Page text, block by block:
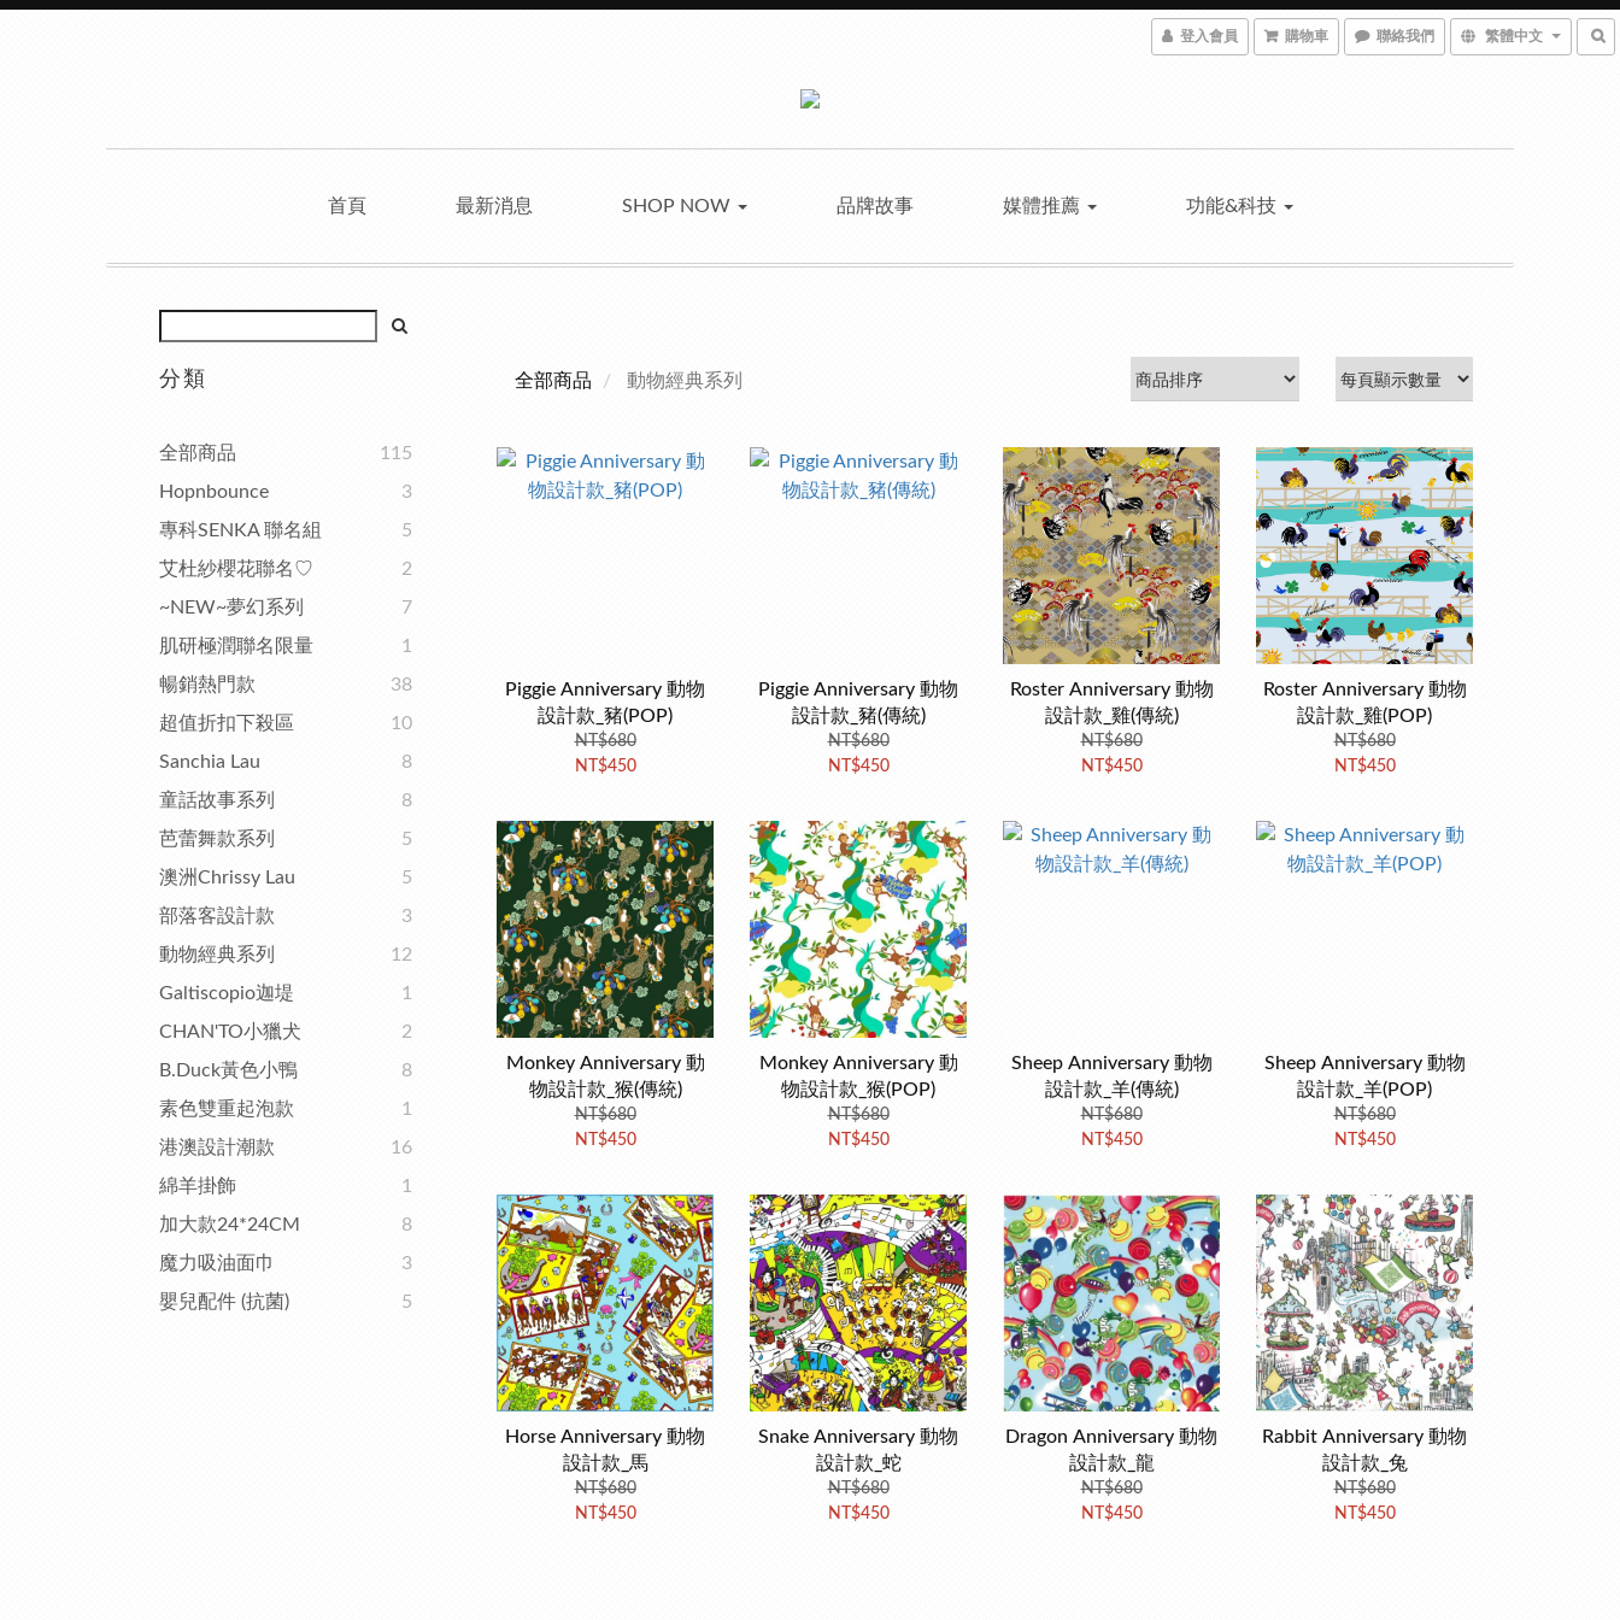
登入會員 購物車 聯絡我們 繁體中文
首頁 最新消息 SHOP NOW 品牌故事 媒體推薦 功能&科技
分類
全部商品
115
Hopnbounce
3
專科SENKA 聯名組
5
艾杜紗櫻花聯名♡
2
~NEW~夢幻系列
7
肌研極潤聯名限量
1
暢銷熱門款
38
超值折扣下殺區
10
Sanchia Lau
8
童話故事系列
8
芭蕾舞款系列
5
澳洲Chrissy Lau
5
部落客設計款
3
動物經典系列
12
Galtiscopio迦堤
1
CHAN'TO小獵犬
2
B.Duck黃色小鴨
8
素色雙重起泡款
1
港澳設計潮款
16
綿羊掛飾
1
加大款24*24CM
8
魔力吸油面巾
3
嬰兒配件 (抗菌)
5
全部商品 動物經典系列
Piggie Anniversary 動物
設計款_豬(POP)
NT$680
NT$450
Piggie Anniversary 動物
設計款_豬(傳統)
NT$680
NT$450
Roster Anniversary 動物
設計款_雞(傳統)
NT$680
NT$450
Roster Anniversary 動物
設計款_雞(POP)
NT$680
NT$450
Monkey Anniversary 動
物設計款_猴(傳統)
NT$680
NT$450
Monkey Anniversary 動
物設計款_猴(POP)
NT$680
NT$450
Sheep Anniversary 動物
設計款_羊(傳統)
NT$680
NT$450
Sheep Anniversary 動物
設計款_羊(POP)
NT$680
NT$450
Horse Anniversary 動物
設計款_馬
NT$680
NT$450
Snake Anniversary 動物
設計款_蛇
NT$680
NT$450
Dragon Anniversary 動物
設計款_龍
NT$680
NT$450
Rabbit Anniversary 動物
設計款_兔
NT$680
NT$450